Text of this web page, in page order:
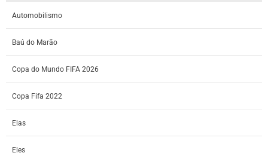
Automobilismo
Baú do Marão
Copa do Mundo FIFA 2026
Copa Fifa 2022
Elas
Eles